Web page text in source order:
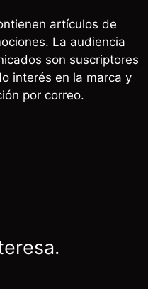
artículos de
La audiencia
son suscriptores
interés en la marca y
por correo.